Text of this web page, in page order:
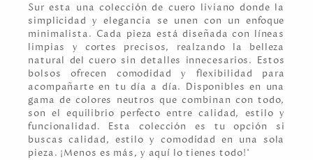
Sur esta una colección de cuero liviano donde la
simplicidad y elegancia se unen con un enfoque
minimalista. Cada pieza está diseñada con líneas
limpias y cortes precisos, realzando la belleza
natural del cuero sin detalles innecesarios. Estos
bolsos ofrecen comodidad y flexibilidad para
acompañarte en tu día a día. Disponibles en una
gama de colores neutros que combinan con todo,
son el equilibrio perfecto entre calidad, estilo y
funcionalidad. Esta colección es tu opción si
buscas calidad, estilo y comodidad en una sola
pieza. ¡Menos es más, y aquí lo tienes todo!"